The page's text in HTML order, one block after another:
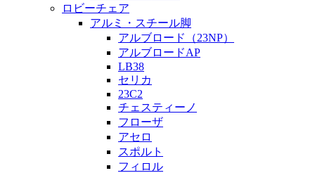
ロビーチェア
アルミ・スチール脚
アルブロード（23NP）
アルブロードAP
LB38
セリカ
23C2
チェスティーノ
フローザ
アセロ
スポルト
フィロル